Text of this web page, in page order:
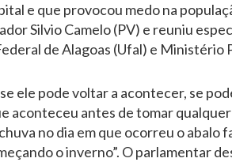
e que provocou medo na
Silvio Camelo (PV) e reuniu
de Alagoas (Ufal) e Ministério
ele pode voltar a acontecer, se
aconteceu antes de tomar
no dia em que ocorreu o abalo
o inverno”. O parlamentar